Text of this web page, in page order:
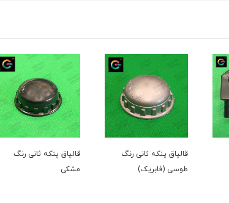
قالپاق پنکه ثانی رنگ
طوسی (فابریک)
قالپاق پنکه ثانی رنگ